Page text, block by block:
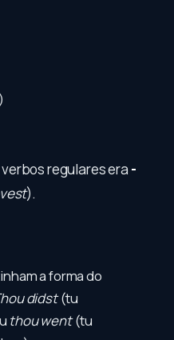
regulares era -
).
a forma do
didst(tu
thou went(tu